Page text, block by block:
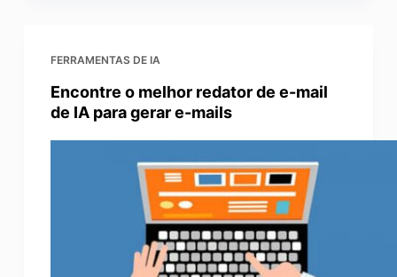
FERRAMENTAS DE IA
Encontre o melhor redator de e-mail
de IA para gerar e-mails